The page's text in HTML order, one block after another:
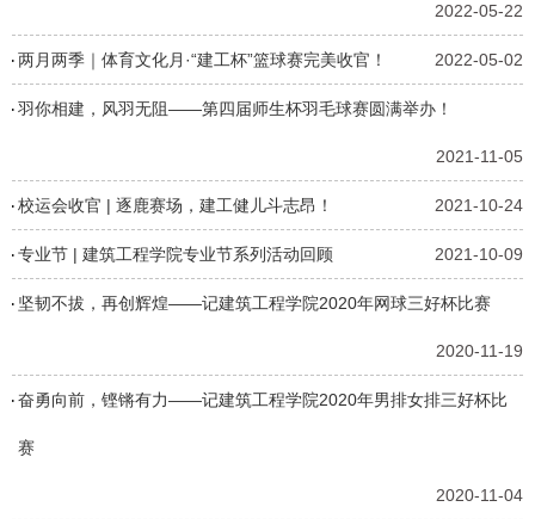
2022-05-22
两月两季｜体育文化月·“建工杯”篮球赛完美收官！ 2022-05-02
羽你相建，风羽无阻——第四届师生杯羽毛球赛圆满举办！
2021-11-05
校运会收官 | 逐鹿赛场，建工健儿斗志昂！ 2021-10-24
专业节 | 建筑工程学院专业节系列活动回顾 2021-10-09
坚韧不拔，再创辉煌——记建筑工程学院2020年网球三好杯比赛
2020-11-19
奋勇向前，铿锵有力——记建筑工程学院2020年男排女排三好杯比
赛
2020-11-04